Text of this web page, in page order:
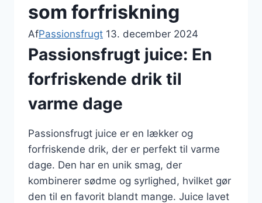
som forfriskning
AfPassionsfrugt 13. december 2024
Passionsfrugt juice: En
forfriskende drik til
varme dage
Passionsfrugt juice er en lækker og
forfriskende drik, der er perfekt til varme
dage. Den har en unik smag, der
kombinerer sødme og syrlighed, hvilket gør
den til en favorit blandt mange. Juice lavet